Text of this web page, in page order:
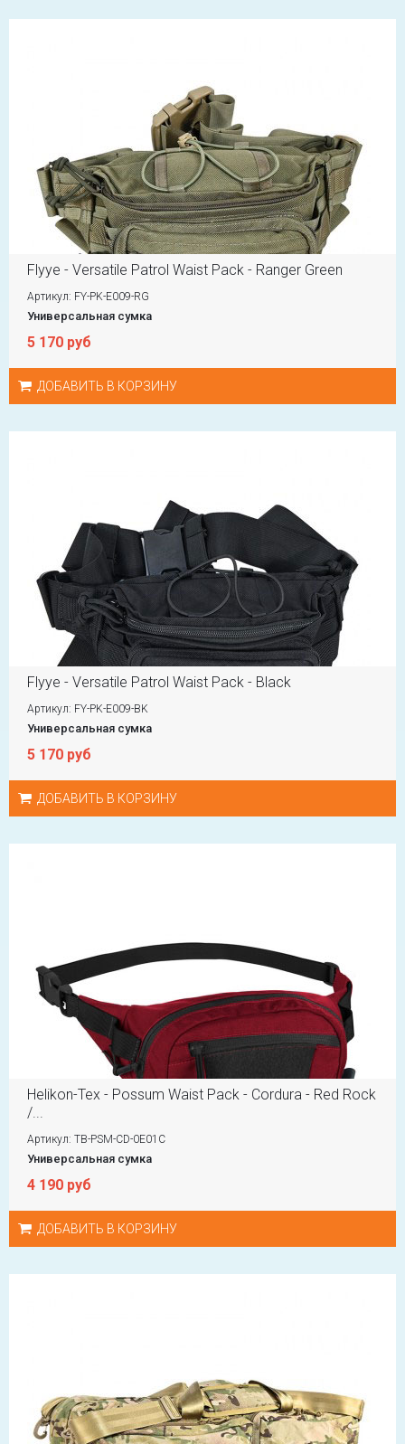
Flyye - Versatile Patrol Waist Pack - Ranger Green
Артикул: FY-PK-E009-RG
Универсальная сумка
5 170 руб
ДОБАВИТЬ В КОРЗИНУ
Flyye - Versatile Patrol Waist Pack - Black
Артикул: FY-PK-E009-BK
Универсальная сумка
5 170 руб
ДОБАВИТЬ В КОРЗИНУ
Helikon-Tex - Possum Waist Pack - Cordura - Red Rock
/...
Артикул: TB-PSM-CD-0E01C
Универсальная сумка
4 190 руб
ДОБАВИТЬ В КОРЗИНУ